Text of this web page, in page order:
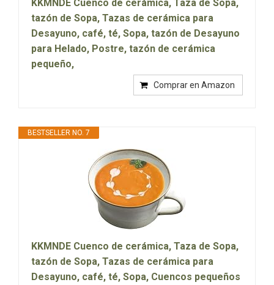
KKMNDE Cuenco de cerámica, Taza de Sopa,
tazón de Sopa, Tazas de cerámica para
Desayuno, café, té, Sopa, tazón de Desayuno
para Helado, Postre, tazón de cerámica
pequeño,
Comprar en Amazon
BESTSELLER NO. 7
KKMNDE Cuenco de cerámica, Taza de Sopa,
tazón de Sopa, Tazas de cerámica para
Desayuno, café, té, Sopa, Cuencos pequeños